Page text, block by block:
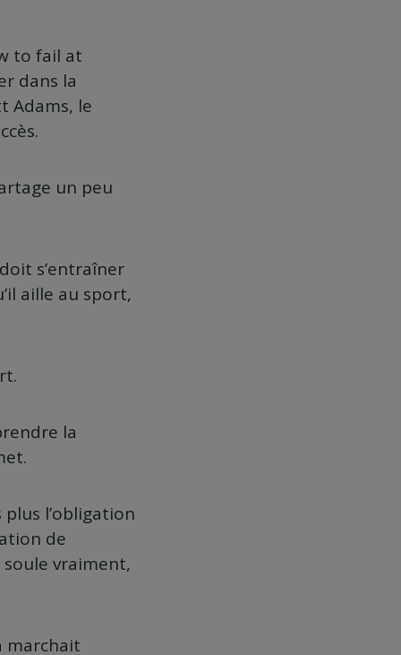
to fail at
dans la
Adams, le
un peu
s’entraîner
aille au sport,
la
plus l’obligation
de
vraiment,
marchait